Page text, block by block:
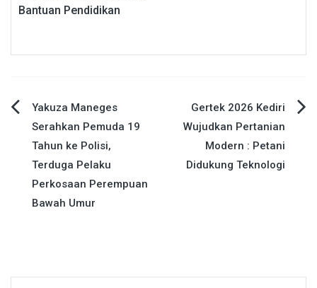
Bantuan Pendidikan
Navigasi
pos
Yakuza Maneges
Serahkan Pemuda 19
Tahun ke Polisi,
Terduga Pelaku
Perkosaan Perempuan
Bawah Umur
Gertek 2026 Kediri
Wujudkan Pertanian
Modern : Petani
Didukung Teknologi